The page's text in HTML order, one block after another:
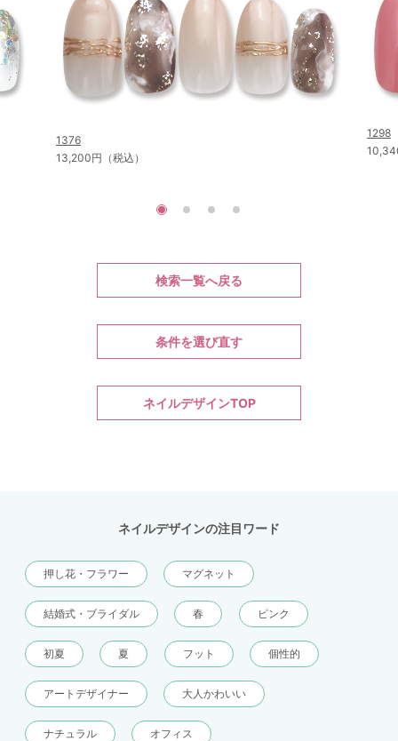
1376
13,200円（税込）
1298
検索一覧へ戻る
条件を選び直す
ネイルデザインTOP
ネイルデザインの注目ワード
押し花・フラワー マグネット
結婚式・ブライダル 春 ピンク
初夏 夏 フット 個性的
アートデザイナー 大人かわいい
ナチュラル オフィス